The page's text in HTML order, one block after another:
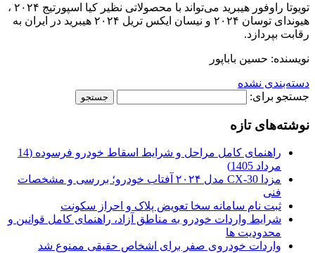
تویوتا راوفور هیبرید می‌تواند با محصولاتی نظیر کیا اسپورتیج ۲۰۲۴ ،
هیوندای توسان ۲۰۲۴ و نیسان ایکس تریل ۲۰۲۴ هیبرید در ایران به
رقابت بپردازد.
نویسنده: حسین باباپور
دسته‌بندی نشده
جستجو برای:
نوشته‌های تازه
راهنمای کامل مراحل و شرایط اسقاط خودرو فرسوده (14
مرداد 1405)
مزدا CX-30 مدل ۲۰۲۴ آفتاب خودرو؛ بررسی و مشخصات
فنی
ثبت نام سامانه سخا تعویض پلاک و احراز سکونت
شرایط واردات خودرو به مناطق آزاد، راهنمای کامل قوانین و
محدودیت ها
واردات خودروی صفر برای اشخاص حقیقی ممنوع شد